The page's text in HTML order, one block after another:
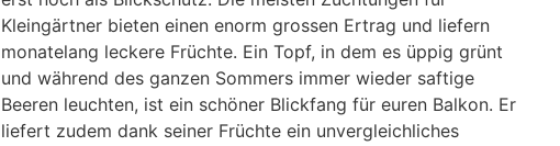
Kleingärtner bieten einen enorm grossen Ertrag und liefern
monatelang leckere Früchte. Ein Topf, in dem es üppig grünt
und während des ganzen Sommers immer wieder saftige
Beeren leuchten, ist ein schöner Blickfang für euren Balkon. Er
liefert zudem dank seiner Früchte ein unvergleichliches